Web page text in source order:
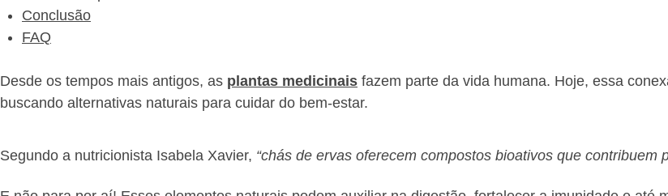
Conclusão
FAQ
Desde os tempos mais antigos, as plantas medicinais fazem parte da vida humana. Hoje, essa
buscando alternativas naturais para cuidar do bem-estar.
Segundo a nutricionista Isabela Xavier, “chás de ervas oferecem compostos bioativos que contribuem